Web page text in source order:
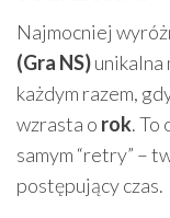
Najmocniej
(Gra NS)unikalna
każdym razem,
wzrasta o rok. To
samym “retry” –
postępujący czas.